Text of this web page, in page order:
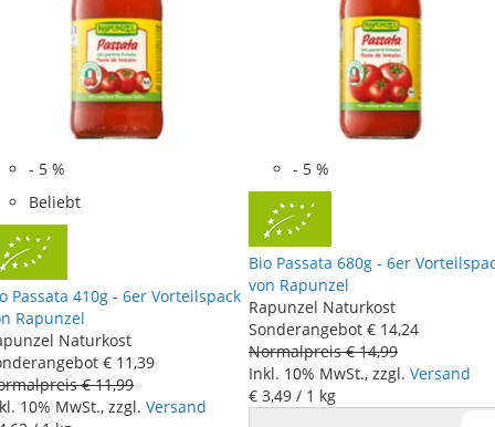
- 5 %
Beliebt
Passata 410g - 6er Vorteilspack
Rapunzel
Naturkost
€ 11 ,39
€ 11,99
10% MwSt., zzgl. Versand
- 5 %
Bio Passata 680g - 6er
von Rapunzel
Rapunzel Naturkost
Sonderangebot € 14,24
Normalpreis € 14,99
Inkl. 10% MwSt., zzgl. Versand
€ 3,49 / 1 kg